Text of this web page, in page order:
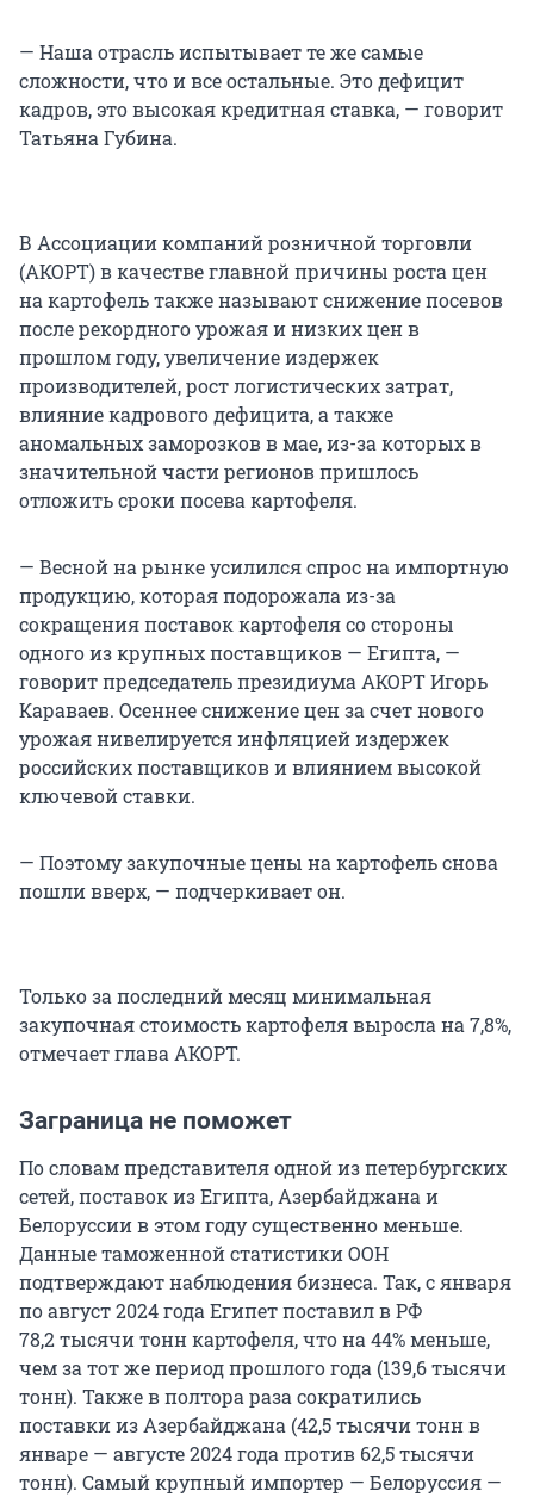
— Наша отрасль испытывает те же самые
сложности, что и все остальные. Это дефицит
кадров, это высокая кредитная ставка, — говорит
Татьяна Губина.
В Ассоциации компаний розничной торговли
(АКОРТ) в качестве главной причины роста цен
на картофель также называют снижение посевов
после рекордного урожая и низких цен в
прошлом году, увеличение издержек
производителей, рост логистических затрат,
влияние кадрового дефицита, а также
аномальных заморозков в мае, из-за которых в
значительной части регионов пришлось
отложить сроки посева картофеля.
— Весной на рынке усилился спрос на импортную
продукцию, которая подорожала из-за
сокращения поставок картофеля со стороны
одного из крупных поставщиков — Египта, —
говорит председатель президиума АКОРТ Игорь
Караваев. Осеннее снижение цен за счет нового
урожая нивелируется инфляцией издержек
российских поставщиков и влиянием высокой
ключевой ставки.
— Поэтому закупочные цены на картофель снова
пошли вверх, — подчеркивает он.
Только за последний месяц минимальная
закупочная стоимость картофеля выросла на 7,8%,
отмечает глава АКОРТ.
Заграница не поможет
По словам представителя одной из петербургских
сетей, поставок из Египта, Азербайджана и
Белоруссии в этом году существенно меньше.
Данные таможенной статистики ООН
подтверждают наблюдения бизнеса. Так, с января
по август 2024 года Египет поставил в РФ
78,2 тысячи тонн картофеля, что на 44% меньше,
чем за тот же период прошлого года (139,6 тысячи
тонн). Также в полтора раза сократились
поставки из Азербайджана (42,5 тысячи тонн в
январе — августе 2024 года против 62,5 тысячи
тонн). Самый крупный импортер — Белоруссия —